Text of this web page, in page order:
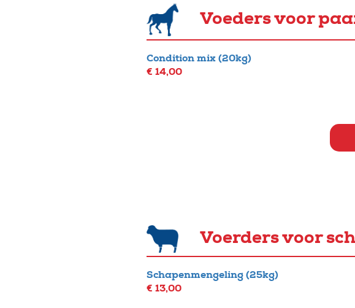
Voeders voor
Condition mix (20kg)
€ 14,00
Voerders voor
Schapenmengeling (25kg)
€ 13,00